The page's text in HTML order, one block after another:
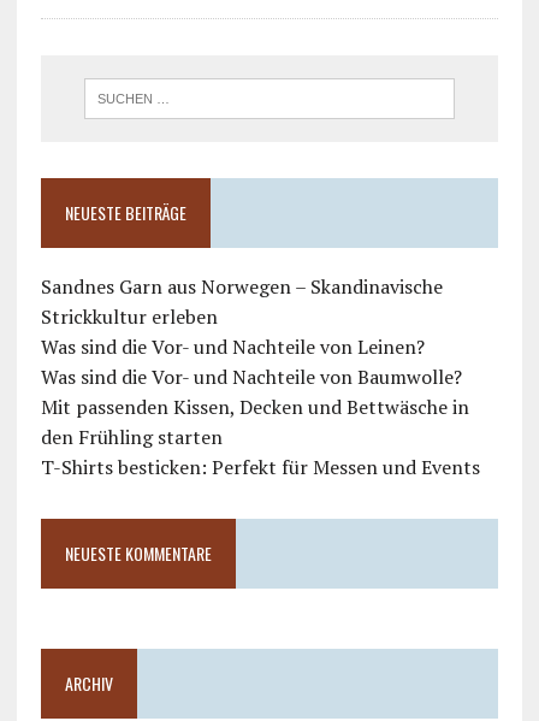
NEUESTE BEITRÄGE
Sandnes Garn aus Norwegen – Skandinavische
Strickkultur erleben
Was sind die Vor- und Nachteile von Leinen?
Was sind die Vor- und Nachteile von Baumwolle?
Mit passenden Kissen, Decken und Bettwäsche in
den Frühling starten
T-Shirts besticken: Perfekt für Messen und Events
NEUESTE KOMMENTARE
ARCHIV